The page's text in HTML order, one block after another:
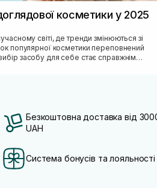
косметики у 2025
популярної косметики переповнений
засобу для себе стає справжнім
Безкоштовна доставка від
UAH
Система бонусів та лояльності